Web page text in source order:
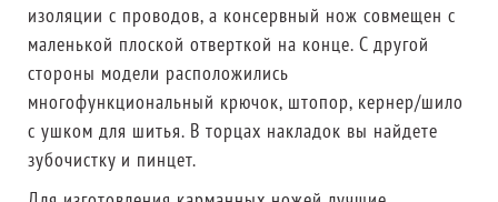
изоляции с проводов, а консервный нож совмещен с
маленькой плоской отверткой на конце. С другой
стороны модели расположились
многофункциональный крючок, штопор, кернер/шило
с ушком для шитья. В торцах накладок вы найдете
зубочистку и пинцет.